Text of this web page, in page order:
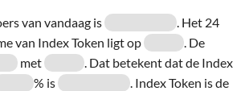
van vandaag is
. Het 24
van Index Token ligt op
. De
met
. Dat betekent dat de Index
% is
. Index Token is de